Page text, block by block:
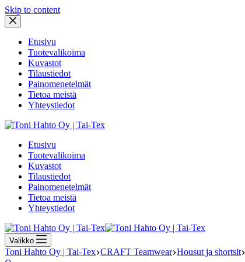
Skip to content
Etusivu
Tuotevalikoima
Kuvastot
Tilaustiedot
Painomenetelmät
Tietoa meistä
Yhteystiedot
Etusivu
Tuotevalikoima
Kuvastot
Tilaustiedot
Painomenetelmät
Tietoa meistä
Yhteystiedot
Valikko
Toni Hahto Oy | Tai-Tex CRAFT Teamwear Housut ja shortsit